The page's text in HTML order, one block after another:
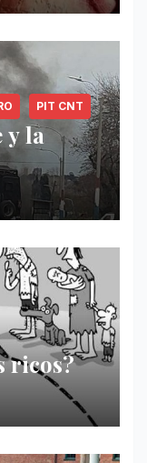
PIT CNT
la
ricos?